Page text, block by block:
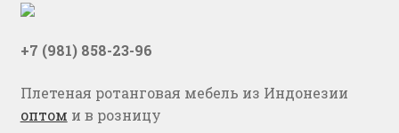
+7 (981) 858-23-96
Плетеная ротанговая мебель из Индонезии
оптом и в розницу